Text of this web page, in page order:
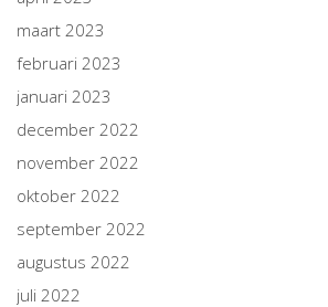
maart 2023
februari 2023
januari 2023
december 2022
november 2022
oktober 2022
september 2022
augustus 2022
juli 2022